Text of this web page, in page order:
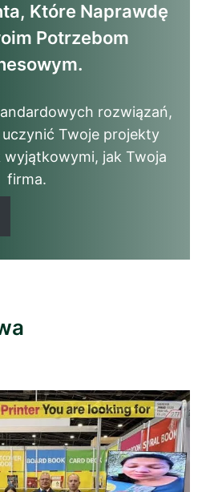
Które Naprawdę
Potrzebom
rozwiązań,
Twoje projekty
jak Twoja
firma.